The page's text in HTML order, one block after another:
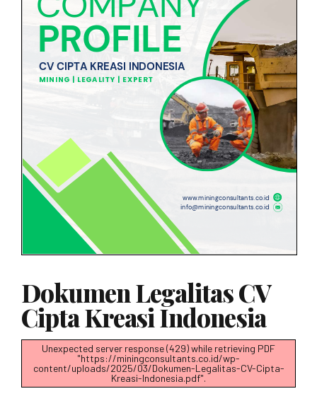
Dokumen Legalitas CV
Cipta Kreasi Indonesia
Unexpected server response (429) while retrieving PDF
"https://miningconsultants.co.id/wp-
content/uploads/2025/03/Dokumen-Legalitas-CV-Cipta-
Kreasi-Indonesia.pdf".